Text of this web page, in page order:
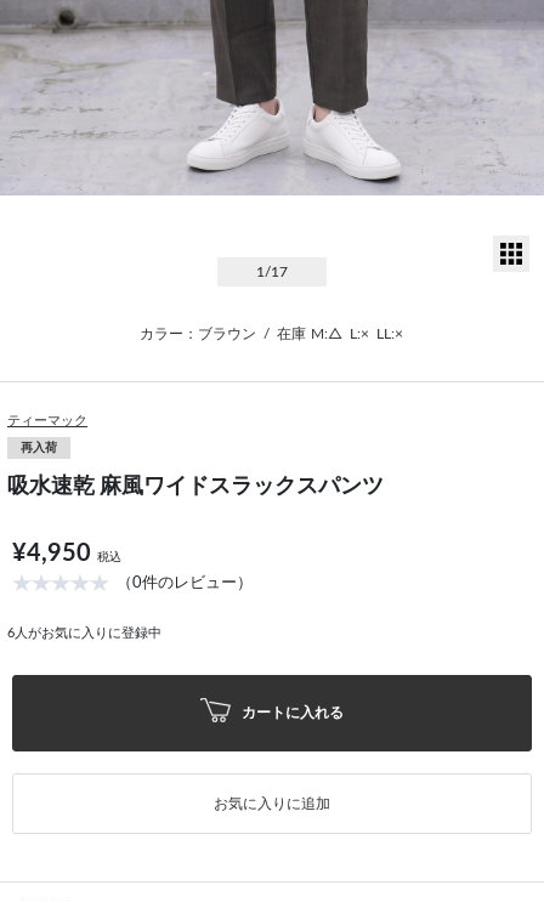
1 /17
カラー：ブラウン / 在庫 M:△ L:× LL:×
ティーマック
再入荷
吸水速乾 麻風ワイドスラックスパンツ
¥4,950 税込
（0件のレビュー）
6 人がお気に入りに登録中
カートに入れる
お気に入りに追加